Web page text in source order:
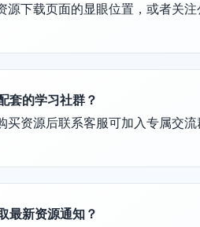
源下载页面的显眼位置，或者关注
套的学习社群？
买资源后联系客服可加入专属交流
最新资源通知？